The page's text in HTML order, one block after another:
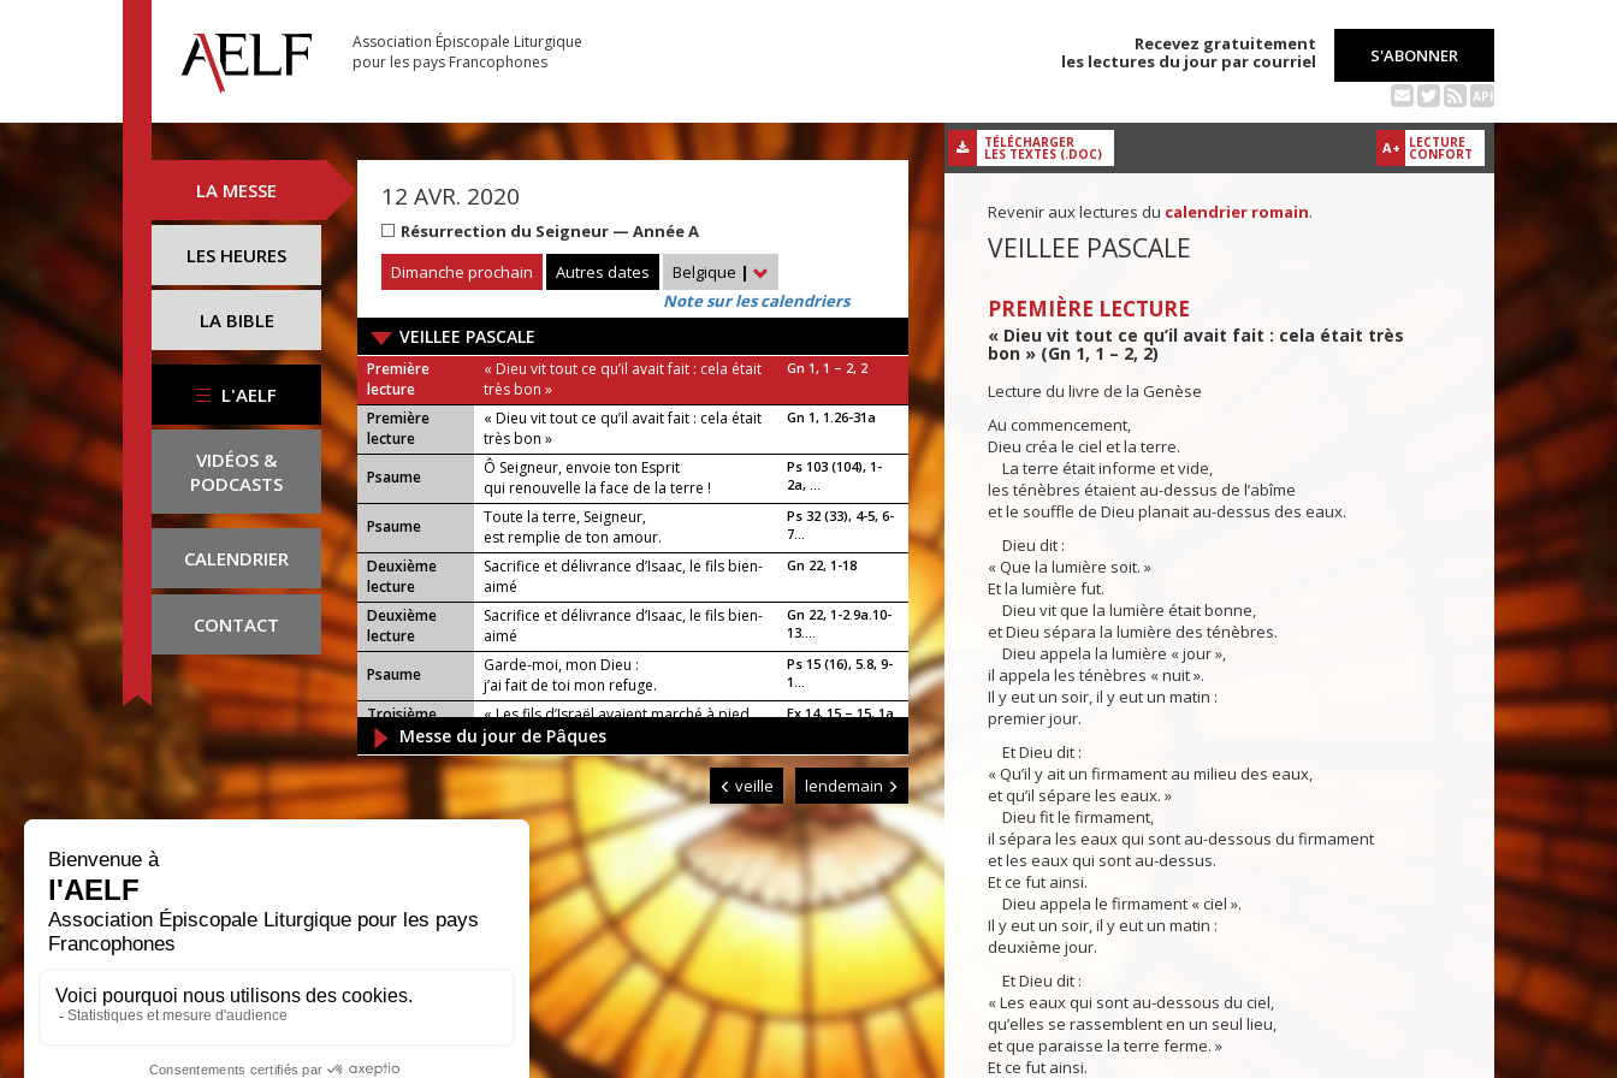
Association Épiscopale Liturgique
pour les pays Francophones
Recevez gratuitement
les lectures du jour par courriel
S'ABONNER
API
LA MESSE
LES HEURES
LA BIBLE
L'AELF
VIDÉOS &
PODCASTS
CALENDRIER
CONTACT
12 AVR. 2020
Résurrection du Seigneur — Année A
Dimanche prochain
Autres dates Belgique |
Note sur les calendriers
VEILLEE PASCALE
Première
lecture
« Dieu vit tout ce qu’il avait fait : cela était
très bon »
Gn 1, 1 – 2, 2
Première
lecture
« Dieu vit tout ce qu’il avait fait : cela était
très bon »
Gn 1, 1.26-31a
Psaume
Ô Seigneur, envoie ton Esprit
qui renouvelle la face de la terre !
Ps 103 (104), 1-
2a, ...
Psaume
Toute la terre, Seigneur,
est remplie de ton amour.
Ps 32 (33), 4-5, 6-
7...
Deuxième
lecture
Sacrifice et délivrance d’Isaac, le fils bien-
aimé
Gn 22, 1-18
Deuxième
lecture
Sacrifice et délivrance d’Isaac, le fils bien-
aimé
Gn 22, 1-2.9a.10-
13....
Psaume
Garde-moi, mon Dieu :
j’ai fait de toi mon refuge.
Ps 15 (16), 5.8, 9-
1...
Troisième
lecture
« Les fils d’Israël avaient marché à pied
sec au milieu de la mer »
Ex 14, 15 – 15, 1a
Cantique
Chantons pour le Seigneur !
Éclatante est sa gloire !
Ex 15, 1b, 2, 3-4,
5...
Quatrième
Dans sa miséricorde éternelle, le
Seigneur, ton rédempteur a pitié de...
Is 54, 5-14
Je t’exalte, Seigneur : tu m’as relevé.
Ps 29 (30), 3-
4, 5-...
Cinquième
lecture
« Venez à moi, et vous vivrez ; je
m’engagerai envers vous par une all...
Is 55, 1-11
Exultant de joie, vous puiserez les eaux
aux sources du salut !
Is 12, 2, 4bcd, 5-6
Marche vers la splendeur du Seigneur
Ba 3, 9-15.32 –
4, 4
Psaume
Seigneur, tu as les paroles de la vie
Messe du jour de Pâques
veille lendemain
A+ LECTURE
CONFORT
TÉLÉCHARGER
LES TEXTES (.DOC)
Revenir aux lectures du calendrier romain.
VEILLEE PASCALE
PREMIÈRE LECTURE
« Dieu vit tout ce qu’il avait fait : cela était très
bon » (Gn 1, 1 – 2, 2)
Lecture du livre de la Genèse
Au commencement,
Dieu créa le ciel et la terre.
La terre était informe et vide,
les ténèbres étaient au-dessus de l’abîme
et le souffle de Dieu planait au-dessus des eaux.
Dieu dit :
« Que la lumière soit. »
Et la lumière fut.
Dieu vit que la lumière était bonne,
et Dieu sépara la lumière des ténèbres.
Dieu appela la lumière « jour »,
il appela les ténèbres « nuit ».
Il y eut un soir, il y eut un matin :
premier jour.
Et Dieu dit :
« Qu’il y ait un firmament au milieu des eaux,
et qu’il sépare les eaux. »
Dieu fit le firmament,
il sépara les eaux qui sont au-dessous du firmament
et les eaux qui sont au-dessus.
Et ce fut ainsi.
Dieu appela le firmament « ciel ».
Il y eut un soir, il y eut un matin :
deuxième jour.
Et Dieu dit :
« Les eaux qui sont au-dessous du ciel,
qu’elles se rassemblent en un seul lieu,
et que paraisse la terre ferme. »
Et ce fut ainsi.